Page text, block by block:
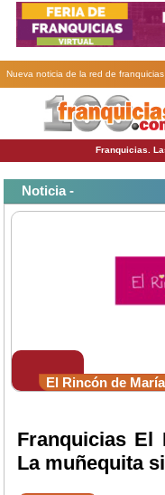
Nueva noticia de la red de
Franquicias.
Noticia -
El Rincón de María
Franquicias El
La muñequita